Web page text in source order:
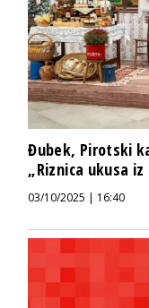
Đubek, Pirotski
„Riznica ukusa iz
03/10/2025 | 16:40